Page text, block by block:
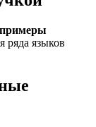
ряда языков